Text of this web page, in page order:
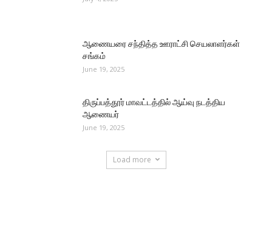
ஆணையரை சந்தித்த ஊராட்சி செயலாளர்கள்
சங்கம்
June 19, 2025
திருப்பத்தூர் மாவட்டத்தில் ஆய்வு நடத்திய
ஆணையர்
June 19, 2025
Load more